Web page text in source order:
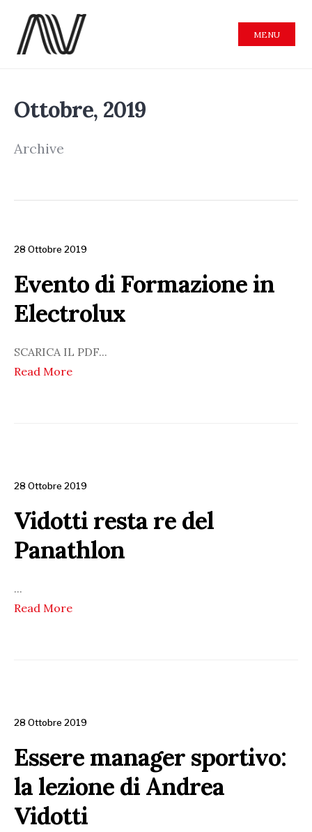
MENU
Ottobre, 2019
Archive
28 Ottobre 2019
Evento di Formazione in
Electrolux
SCARICA IL PDF...
Read More
28 Ottobre 2019
Vidotti resta re del
Panathlon
...
Read More
28 Ottobre 2019
Essere manager sportivo:
la lezione di Andrea
Vidotti